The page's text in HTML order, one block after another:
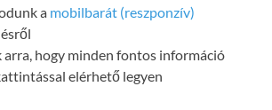
a mobilbarát (reszponzív)
arra, hogy minden fontos információ
elérhető legyen